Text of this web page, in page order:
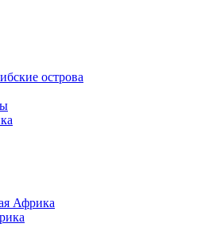
острова
Африка